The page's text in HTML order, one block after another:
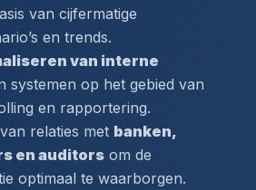
van cijfermatige
en trends.
van interne
systemen op het gebied van
en rapportering.
relaties met banken,
en auditors om de
optimaal te waarborgen.